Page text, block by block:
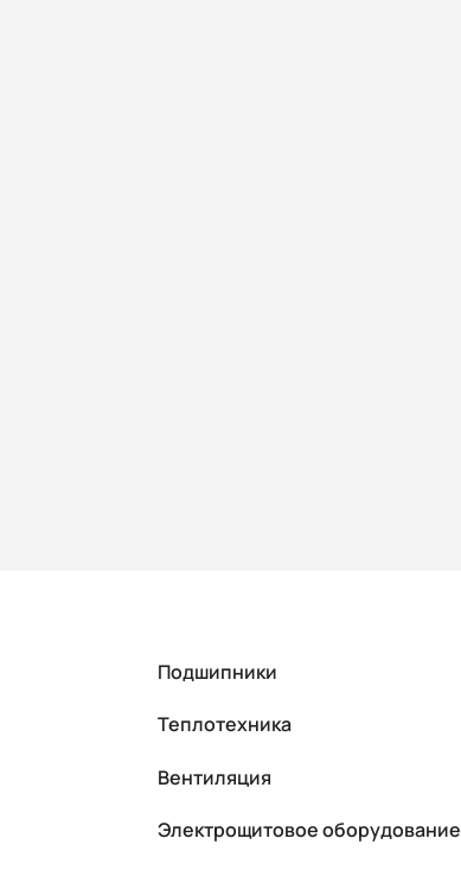
Подшипники
Теплотехника
Вентиляция
Электрощитовое оборудование